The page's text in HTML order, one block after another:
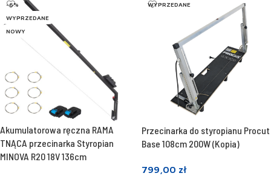
-6%
WYPRZEDANE
NOWY
Akumulatorowa ręczna RAMA
TNĄCA przecinarka Styropian
MINOVA R20 18V 136cm
WYPRZEDANE
Przecinarka do styropianu Procut
Base 108cm 200W (Kopia)
799,00 zł